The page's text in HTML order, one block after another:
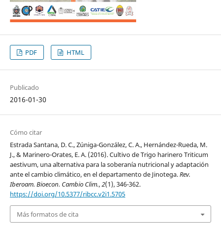
PDF HTML
Publicado
2016-01-30
Cómo citar
Estrada Santana, D. C., Zúniga-González, C. A., Hernández-Rueda, M.
J., & Marinero-Orates, E. A. (2016). Cultivo de Trigo harinero Triticum
aestivum, una alternativa para la soberanía nutricional y adaptación
ante el cambio climático, en el departamento de Jinotega.Rev.
Iberoam. Bioecon. Cambio Clim.,2(1), 346-362.
https://doi.org/10.5377/ribcc.v2i1.5705
Más formatos de cita